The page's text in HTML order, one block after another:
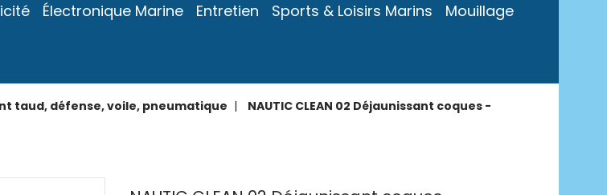
Électronique Marine Entretien Sports & Loisirs Marins Mouillage
taud, défense, voile, pneumatique
NAUTIC CLEAN 02 Déjaunissant coques -